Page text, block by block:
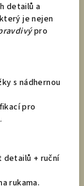
detailů a
je nejen
pro
s nádhernou
pro
detailů + ruční
rukama.